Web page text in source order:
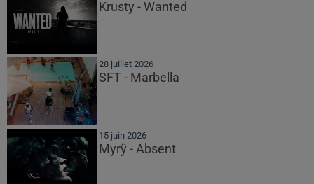
Krusty - Wanted
28 juillet 2026
SFT - Marbella
15 juin 2026
Myrÿ - Absent